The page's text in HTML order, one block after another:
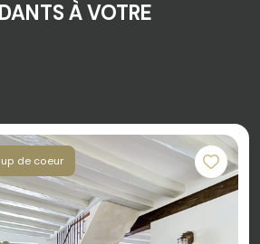
À VOTRE
de coeur